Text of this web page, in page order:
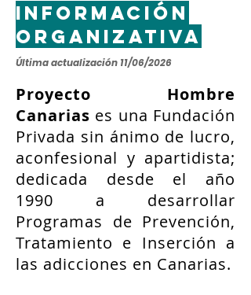
INFORMACIÓN
ORGANIZATIVA
Última actualización 11/06/2026
Proyecto Hombre
Canarias es una Fundación
Privada sin ánimo de lucro,
aconfesional y apartidista;
dedicada desde el año
1990 a desarrollar
Programas de Prevención,
Tratamiento e Inserción a
las adicciones en Canarias.